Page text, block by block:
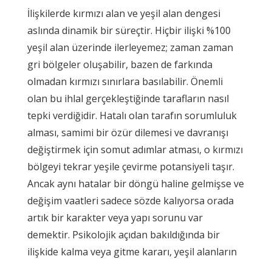
İlişkilerde kırmızı alan ve yeşil alan dengesi
aslında dinamik bir süreçtir. Hiçbir ilişki %100
yeşil alan üzerinde ilerleyemez; zaman zaman
gri bölgeler oluşabilir, bazen de farkında
olmadan kırmızı sınırlara basılabilir. Önemli
olan bu ihlal gerçekleştiğinde tarafların nasıl
tepki verdiğidir. Hatalı olan tarafın sorumluluk
alması, samimi bir özür dilemesi ve davranışı
değiştirmek için somut adımlar atması, o kırmızı
bölgeyi tekrar yeşile çevirme potansiyeli taşır.
Ancak aynı hatalar bir döngü haline gelmişse ve
değişim vaatleri sadece sözde kalıyorsa orada
artık bir karakter veya yapı sorunu var
demektir. Psikolojik açıdan bakıldığında bir
ilişkide kalma veya gitme kararı, yeşil alanların